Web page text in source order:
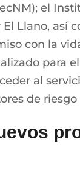
el
Llano, así
con la
para
al
de riesgo